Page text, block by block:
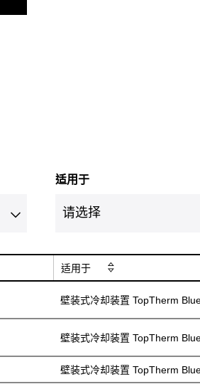
适用于
适用于
壁装式冷却装置 TopTherm
壁装式冷却装置 TopTherm
壁装式冷却装置 TopTherm